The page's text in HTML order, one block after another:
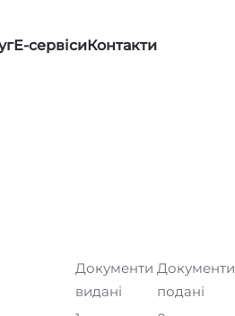
Е-сервісиКонтакти
Документи
видані
Документи
подані